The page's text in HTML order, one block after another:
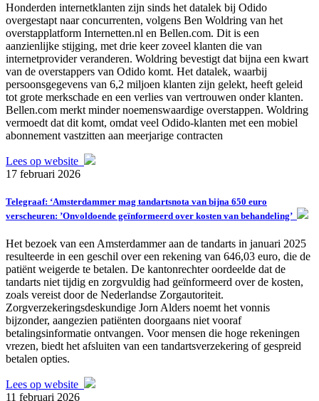
Honderden internetklanten zijn sinds het datalek bij Odido
overgestapt naar concurrenten, volgens Ben Woldring van het
overstapplatform Internetten.nl en Bellen.com. Dit is een
aanzienlijke stijging, met drie keer zoveel klanten die van
internetprovider veranderen. Woldring bevestigt dat bijna een kwart
van de overstappers van Odido komt. Het datalek, waarbij
persoonsgegevens van 6,2 miljoen klanten zijn gelekt, heeft geleid
tot grote merkschade en een verlies van vertrouwen onder klanten.
Bellen.com merkt minder noemenswaardige overstappen. Woldring
vermoedt dat dit komt, omdat veel Odido-klanten met een mobiel
abonnement vastzitten aan meerjarige contracten
Lees op website
17 februari 2026
Telegraaf: ‘Amsterdammer mag tandartsnota van bijna 650 euro
verscheuren: ’Onvoldoende geïnformeerd over kosten van behandeling’
Het bezoek van een Amsterdammer aan de tandarts in januari 2025
resulteerde in een geschil over een rekening van 646,03 euro, die de
patiënt weigerde te betalen. De kantonrechter oordeelde dat de
tandarts niet tijdig en zorgvuldig had geïnformeerd over de kosten,
zoals vereist door de Nederlandse Zorgautoriteit.
Zorgverzekeringsdeskundige Jorn Alders noemt het vonnis
bijzonder, aangezien patiënten doorgaans niet vooraf
betalingsinformatie ontvangen. Voor mensen die hoge rekeningen
vrezen, biedt het afsluiten van een tandartsverzekering of gespreid
betalen opties.
Lees op website
11 februari 2026